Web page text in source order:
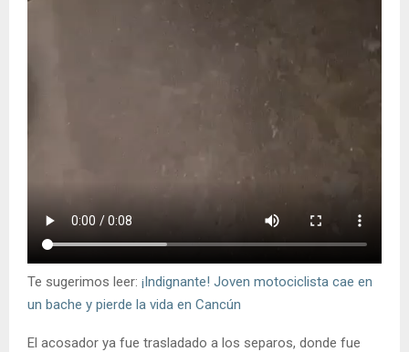
Te sugerimos leer: ¡Indignante! Joven motociclista cae en
un bache y pierde la vida en Cancún
El acosador ya fue trasladado a los separos, donde fue